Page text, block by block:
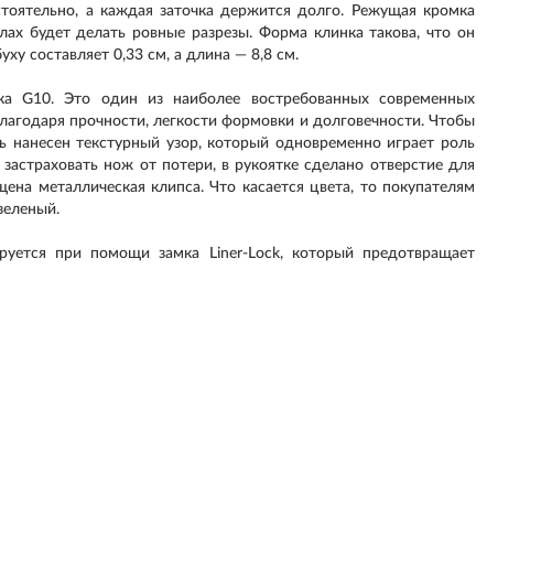
а каждая заточка держится долго. Режущая кромка
будет делать ровные разрезы. Форма клинка такова, что он
составляет 0,33 см, а длина — 8,8 см.
G10. Это один из наиболее востребованных современных
прочности, легкости формовки и долговечности. Чтобы
нанесен текстурный узор, который одновременно играет роль
нож от потери, в рукоятке сделано отверстие для
металлическая клипса. Что касается цвета, то покупателям
при помощи замка Liner-Lock, который предотвращает